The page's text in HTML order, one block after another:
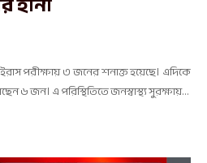
পরীক্ষায় ৩ জনের শনাক্ত হয়েছে। এদিকে
৬ জন। এ পরিস্থিতিতে জনস্বাস্থ্য সুরক্ষায়…